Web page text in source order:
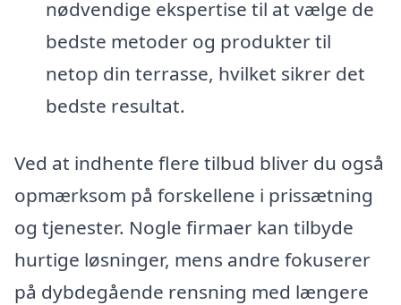
nødvendige ekspertise til at vælge de
bedste metoder og produkter til
netop din terrasse, hvilket sikrer det
bedste resultat.
Ved at indhente flere tilbud bliver du også
opmærksom på forskellene i prissætning
og tjenester. Nogle firmaer kan tilbyde
hurtige løsninger, mens andre fokuserer
på dybdegående rensning med længere